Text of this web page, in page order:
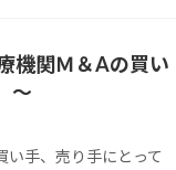
機関Ｍ＆Aの買い
～
い手、売り手にとって